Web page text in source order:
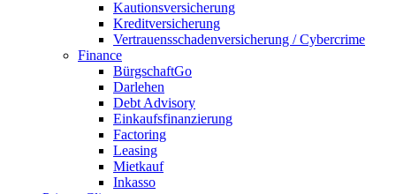
Kautionsversicherung
Kreditversicherung
Vertrauensschadenversicherung / Cybercrime
Finance
BürgschaftGo
Darlehen
Debt Advisory
Einkaufsfinanzierung
Factoring
Leasing
Mietkauf
Inkasso